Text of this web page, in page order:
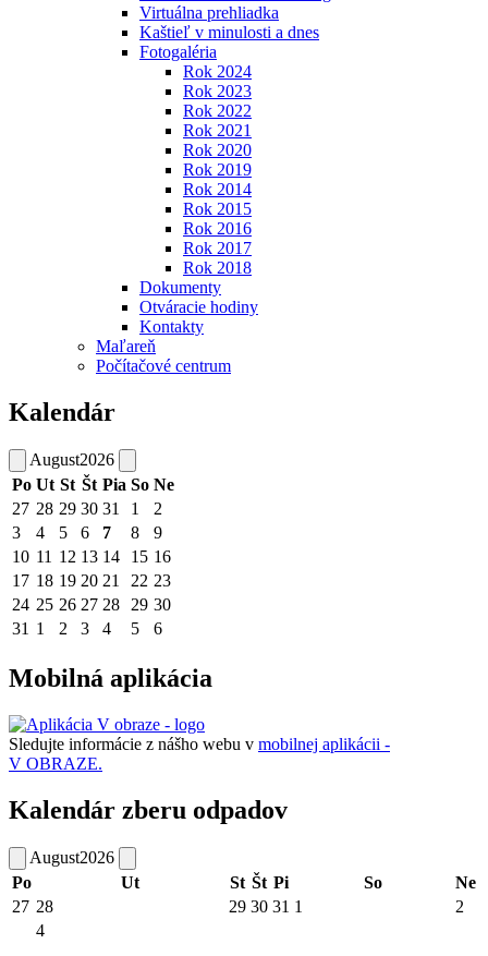
Virtuálna prehliadka
Kaštieľ v minulosti a dnes
Fotogaléria
Rok 2024
Rok 2023
Rok 2022
Rok 2021
Rok 2020
Rok 2019
Rok 2014
Rok 2015
Rok 2016
Rok 2017
Rok 2018
Dokumenty
Otváracie hodiny
Kontakty
Maľareň
Počítačové centrum
Kalendár
August2026
Po Ut St Št Pia So Ne
27 28 29 30 31 1
2
3
4 5 6 7 8
9
10 11 12 13 14 15 16
17 18 19 20 21 22 23
24 25 26 27 28 29 30
31 1 2 3 4 5 6
Mobilná aplikácia
Sledujte informácie z nášho webu v mobilnej aplikácii -
V OBRAZE.
Kalendár zberu odpadov
August2026
Po
Ut St Št Pi So
Ne
27 28 29 30 31 1 2
4